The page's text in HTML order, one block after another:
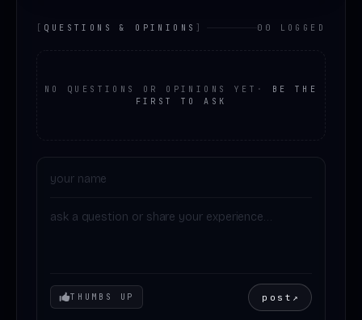
[ QUESTIONS & OPINIONS ] 00 LOGGED
NO QUESTIONS OR OPINIONS YET ·
BE THE
FIRST TO ASK
Your mood
THUMBS UP post ↗